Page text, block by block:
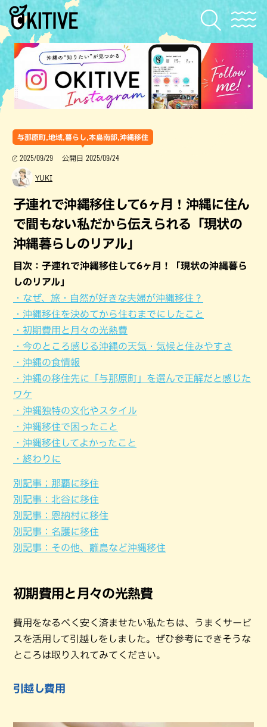
与那原町,地域,暮らし,本島南部,沖縄移住
2025/09/29 公開日 2025/09/24
YUKI
子連れで沖縄移住して6ヶ月！沖縄に住ん
で間もない私だから伝えられる「現状の
沖縄暮らしのリアル」
目次：子連れで沖縄移住して6ヶ月！「現状の沖縄暮ら
しのリアル」
・なぜ、旅・自然が好きな夫婦が沖縄移住？
・沖縄移住を決めてから住むまでにしたこと
・初期費用と月々の光熱費
・今のところ感じる沖縄の天気・気候と住みやすさ
・沖縄の食情報
・沖縄の移住先に「与那原町」を選んで正解だと感じた
ワケ
・沖縄独特の文化やスタイル
・沖縄移住で困ったこと
・沖縄移住してよかったこと
・終わりに
別記事；那覇に移住
別記事：北谷に移住
別記事：恩納村に移住
別記事：名護に移住
別記事：その他、離島など沖縄移住
初期費用と月々の光熱費
費用をなるべく安く済ませたい私たちは、うまくサービ
スを活用して引越しをしました。ぜひ参考にできそうな
ところは取り入れてみてください。
引越し費用